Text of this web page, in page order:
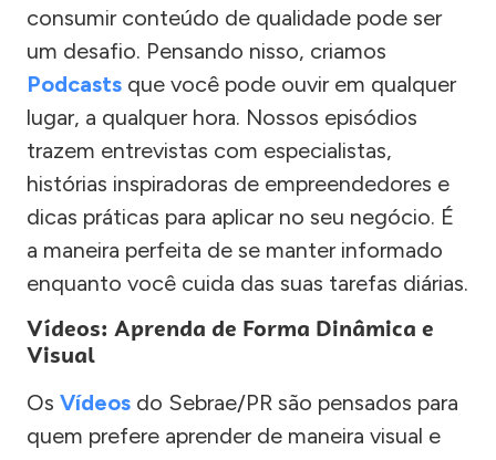
consumir conteúdo de qualidade pode ser
um desafio. Pensando nisso, criamos
Podcasts que você pode ouvir em qualquer
lugar, a qualquer hora. Nossos episódios
trazem entrevistas com especialistas,
histórias inspiradoras de empreendedores e
dicas práticas para aplicar no seu negócio. É
a maneira perfeita de se manter informado
enquanto você cuida das suas tarefas diárias.
Vídeos: Aprenda de Forma Dinâmica e
Visual
Os Vídeos do Sebrae/PR são pensados para
quem prefere aprender de maneira visual e